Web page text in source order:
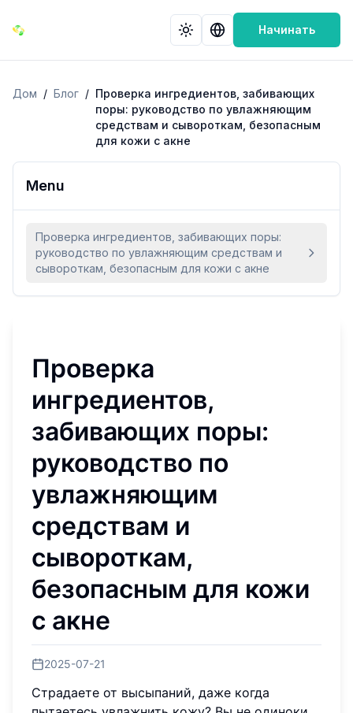
Начинать
Дом / Блог / Проверка ингредиентов, забивающих
поры: руководство по увлажняющим
средствам и сывороткам, безопасным
для кожи с акне
Menu
Проверка ингредиентов, забивающих поры:
руководство по увлажняющим средствам и
сывороткам, безопасным для кожи с акне
Проверка
ингредиентов,
забивающих поры:
руководство по
увлажняющим
средствам и
сывороткам,
безопасным для кожи
с акне
2025-07-21
Страдаете от высыпаний, даже когда